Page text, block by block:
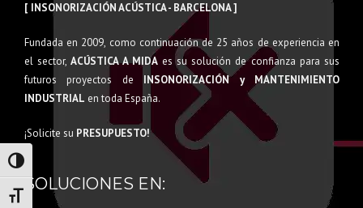
Alternar alto contraste
Alternar tamaño de letra
[ INSONORIZACIÓN ACÚSTICA - BARCELONA ]
Fundada en 2009, como continuación de 25 años de experiencia en
el sector,ACÚSTICA A MIDAes su solución de confianza para sus
futuros proyectos de INSONORIZACIÓN y MANTENIMIENTO
INDUSTRIAL en toda España.
¡Solicite su PRESUPUESTO!
SOLUCIONES EN: